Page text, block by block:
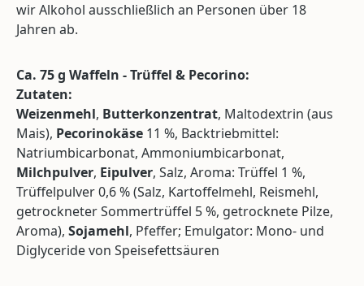
wir Alkohol ausschließlich an Personen über 18
Jahren ab.
Ca. 75 g Waffeln - Trüffel & Pecorino:
Zutaten:
Weizenmehl, Butterkonzentrat, Maltodextrin (aus
Mais), Pecorinokäse 11 %, Backtriebmittel:
Natriumbicarbonat, Ammoniumbicarbonat,
Milchpulver, Eipulver, Salz, Aroma: Trüffel 1 %,
Trüffelpulver 0,6 % (Salz, Kartoffelmehl, Reismehl,
getrockneter Sommertrüffel 5 %, getrocknete Pilze,
Aroma), Sojamehl, Pfeffer; Emulgator: Mono- und
Diglyceride von Speisefettsäuren